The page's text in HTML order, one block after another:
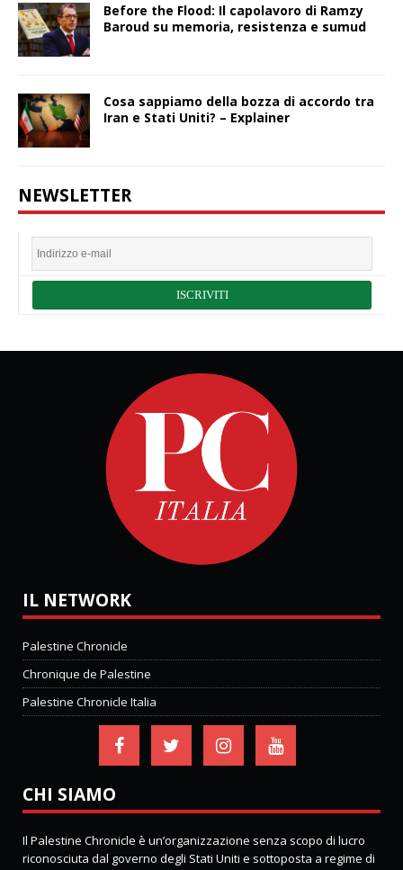
Before the Flood: Il capolavoro di Ramzy
Baroud su memoria, resistenza e sumud
Cosa sappiamo della bozza di accordo tra
Iran e Stati Uniti? – Explainer
NEWSLETTER
IL NETWORK
Palestine Chronicle
Chronique de Palestine
Palestine Chronicle Italia
CHI SIAMO
Il Palestine Chronicle è un’organizzazione senza scopo di lucro
riconosciuta dal governo degli Stati Uniti e sottoposta a regime di